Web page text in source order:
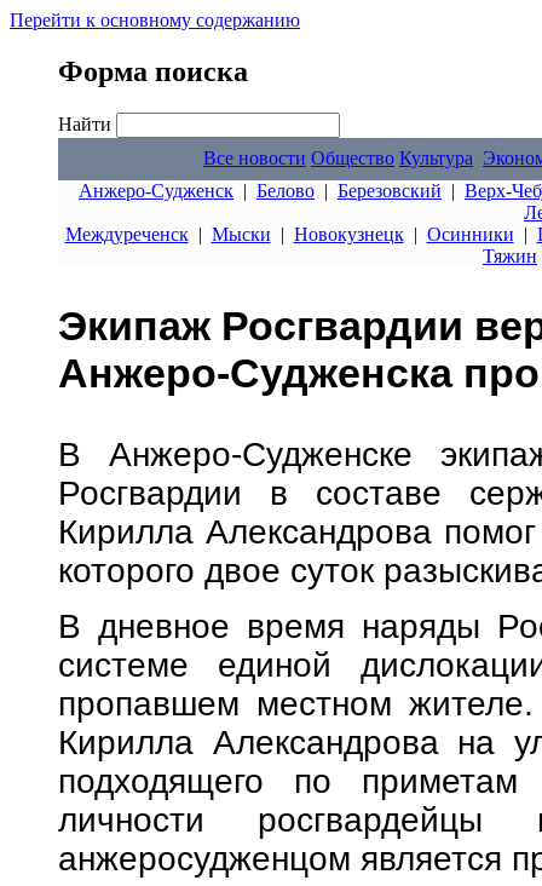
Перейти к основному содержанию
Форма поиска
Найти
Все новости Общество Культура
Анжеро-Судженск | Белово | Березовский | Верх-
Междуреченск| Мыски | Новокузнецк| Осинники |
Тяжин
Экипаж Росгвардии
Анжеро-Судженска
В Анжеро-Судженске
Росгвардии в составе
Кирилла Александрова
которого двое суток
В дневное время наряды
системе единой
пропавшем местном
Кирилла Александрова на
подходящего по
личности
анжеросудженцом является